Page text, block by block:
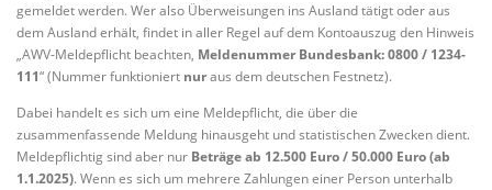
gemeldet werden. Wer also Überweisungen ins Ausland tätigt oder aus
dem Ausland erhält, findet in aller Regel auf dem Kontoauszug den Hinweis
„AWV-Meldepflicht beachten, Meldenummer Bundesbank: 0800 / 1234-
111“ (Nummer funktioniert nuraus dem deutschen Festnetz).
Dabei handelt es sich um eine Meldepflicht, die über die
zusammenfassende Meldung hinausgeht und statistischen Zwecken dient.
Meldepflichtig sind aber nur Beträge ab 12.500 Euro / 50.000 Euro (ab
1.1.2025). Wenn es sich um mehrere Zahlungen einer Person unterhalb